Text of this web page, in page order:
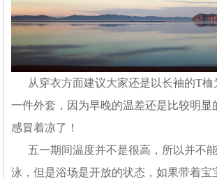
从穿衣方面建议大家还是以长袖的T桖
一件外套，因为早晚的温差还是比较明显
感冒着凉了！
五一期间温度并不是很高，所以并不
泳，但是浴场是开放的状态，如果带着宝